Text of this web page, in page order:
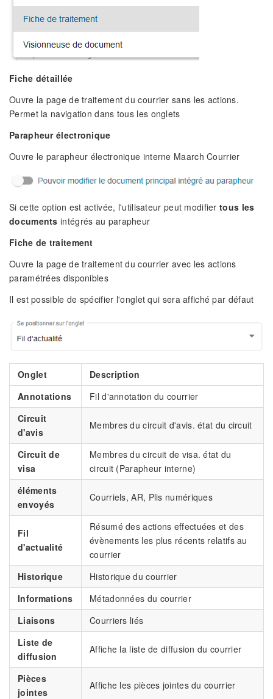
Fiche détaillée
Ouvre la page de traitement du courrier sans les actions.
Permet la navigation dans tous les onglets
Parapheur électronique
Ouvre le parapheur électronique interne Maarch Courrier
Si cette option est activée, l'utilisateur peut modifiertous les
documents intégrés au parapheur
Fiche de traitement
Ouvre la page de traitement du courrier avec les actions
paramétrées disponibles
Il est possible de spécifier l'onglet qui sera affiché par défaut
Onglet
Description
Annotations
Fil d'annotation du courrier
Circuit
d'avis
Membres du circuit d'avis. état du circuit
Circuit de
visa
Membres du circuit de visa. état du
circuit (Parapheur interne)
éléments
envoyés
Courriels, AR, Plis numériques
Fil
d'actualité
Résumé des actions effectuées et des
évènements les plus récents relatifs au
courrier
Historique
Historique du courrier
Informations
Métadonnées du courrier
Liaisons
Courriers liés
Liste de
diffusion
Affiche la liste de diffusion du courrier
Pièces
jointes
Affiche les pièces jointes du courrier